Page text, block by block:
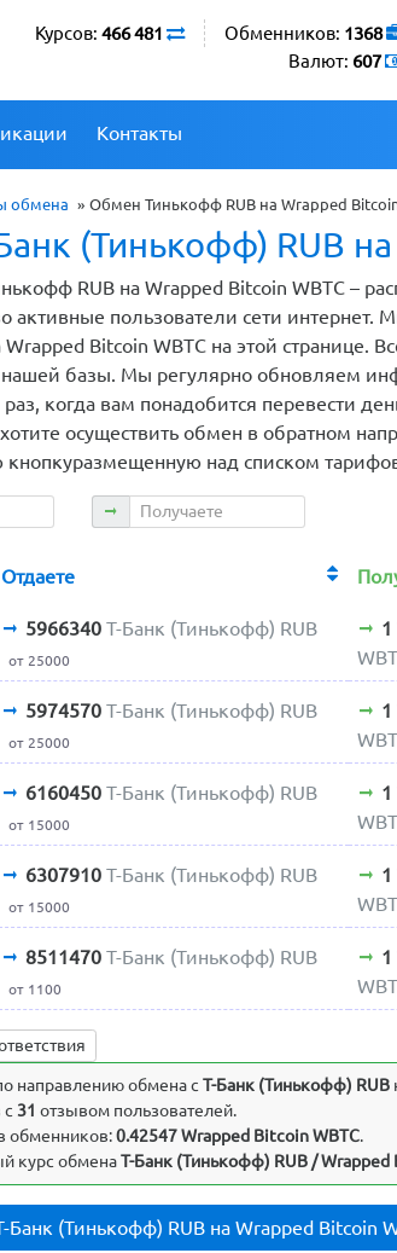
Обменников: 1368
Валют: 607
Курсов: 466 481
Контакты
обмена » Обмен Тинькофф RUB на Wrapped Bitcoin
(Тинькофф) RUB
RUB на Wrapped Bitcoin WBTC –
активные пользователи сети
Bitcoin WBTC на этой странице.
базы. Мы регулярно обновляем
когда вам понадобится перевести
осуществить обмен в обратном
кнопкуразмещенную над списком
Получаете
Отдаете
5966340 Т-Банк (Тинькофф) RUB
от 25000
1
5974570 Т-Банк (Тинькофф) RUB
от 25000
1
6160450 Т-Банк (Тинькофф) RUB
от 15000
1
6307910 Т-Банк (Тинькофф) RUB
от 15000
1
8511470 Т-Банк (Тинькофф) RUB
от 1100
1
направлению обмена c Т-Банк (Тинькофф) RUB
31 отзывом пользователей.
обменников:0.42547 Wrapped Bitcoin WBTC.
курс обменаТ-Банк (Тинькофф) RUB / Wrapped
Банк (Тинькофф) RUB на Wrapped Bitcoin